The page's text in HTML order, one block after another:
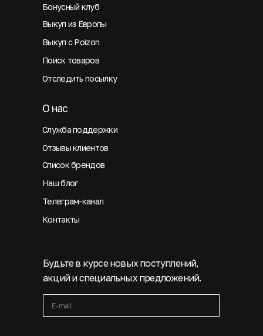
Будьте в курсе новых поступлений,
акций и специальных предложений.
Бонусный клуб
Выкуп из Европы
Выкуп с Poizon
Поиск товаров
Отследить посылку
Служба поддержки
О нас
Отзывы клиентов
Список брендов
Наш блог
Телеграм-канал
Контакты